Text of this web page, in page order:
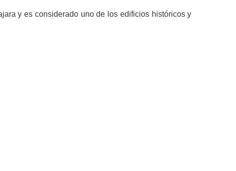
y es considerado uno de los edificios históricos y